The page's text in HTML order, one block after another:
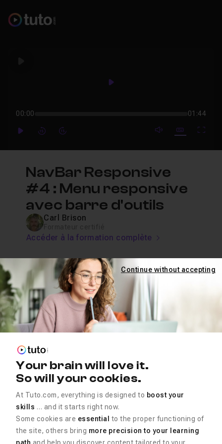
Play
00:00 01:44
PlayForwardForward mute video
Subtitles
NavBar Responsive
#4 : Menu responsive
avec barre d'outils
Carl Brison
Accéder à la formation complète